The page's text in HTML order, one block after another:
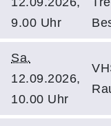
9.00 Uhr
Sa.
12.09.2026,
10.00 Uhr